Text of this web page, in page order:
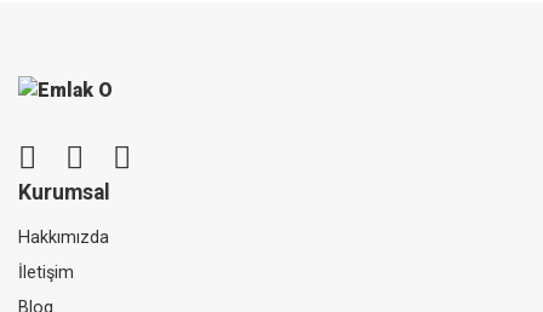
Kurumsal
Hakkımızda
İletişim
Blog